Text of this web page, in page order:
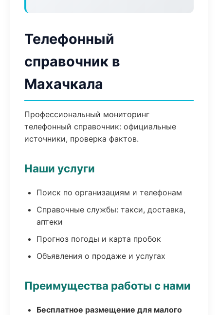
Телефонный
справочник в
Махачкала
Профессиональный мониторинг
телефонный справочник: официальные
источники, проверка фактов.
Наши услуги
Поиск по организациям и телефонам
Справочные службы: такси, доставка,
аптеки
Прогноз погоды и карта пробок
Объявления о продаже и услугах
Преимущества работы с нами
Бесплатное размещение для малого